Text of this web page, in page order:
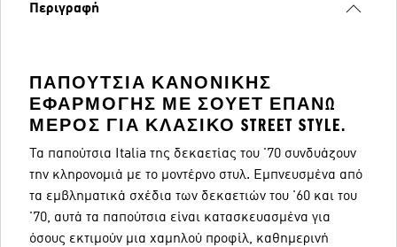
Περιγραφή
ΠΑΠΟΎΤΣΙΑ ΚΑΝΟΝΙΚΉΣ
ΕΦΑΡΜΟΓΉΣ ΜΕ ΣΟΥΈΤ ΕΠΆΝΩ
ΜΈΡΟΣ ΓΙΑ ΚΛΑΣΙΚΌ STREET STYLE.
Τα παπούτσια Italia της δεκαετίας του '70 συνδυάζουν
την κληρονομιά με το μοντέρνο στυλ. Εμπνευσμένα από
τα εμβληματικά σχέδια των δεκαετιών του '60 και του
'70, αυτά τα παπούτσια είναι κατασκευασμένα για
όσους εκτιμούν μια χαμηλού προφίλ, καθημερινή